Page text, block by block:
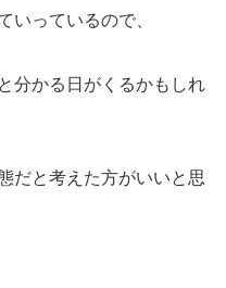
いっているので、
分かる日がくるかもしれ
だと考えた方がいいと思